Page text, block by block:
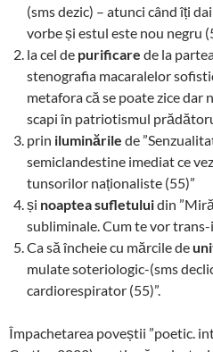
(sms dezic) – atunci când îți
vorbe și estul este nou negru
la cel de purificare de la
stenografia macaralelor
metafora că se poate zice dar
scapi în patriotismul
prin iluminările de
semiclandestine imediat ce
tunsorilor naționaliste (55)”
și noaptea sufletuluidin
subliminale. Cum te vor trans-
Ca să încheie cu mărcile de
mulate soteriologic-(sms
cardiorespirator (55)”.
Împachetarea poveștii ”poetic.